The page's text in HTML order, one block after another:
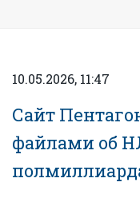
10.05.2026, 11:47
Сайт
файлами об